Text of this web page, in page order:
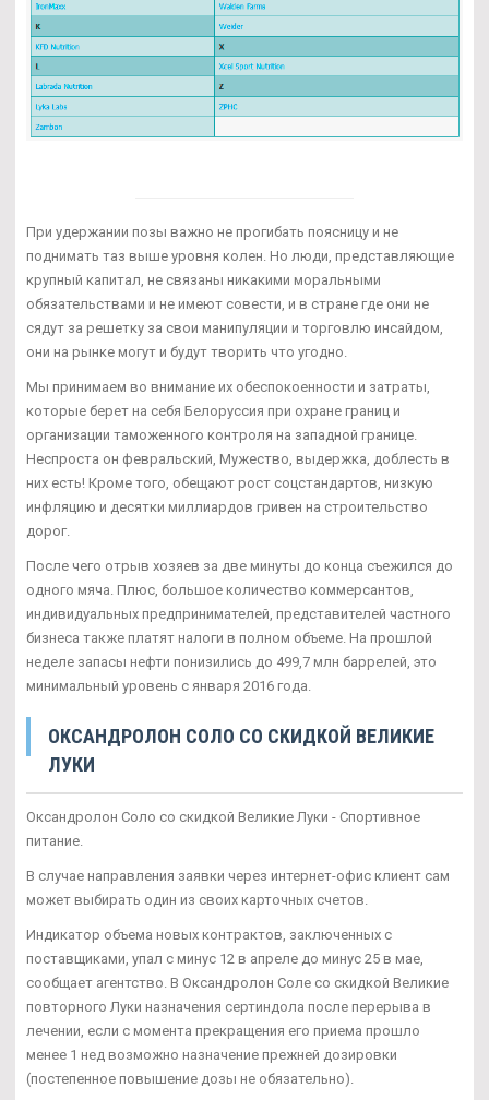
При удержании позы важно не прогибать поясницу и не
поднимать таз выше уровня колен. Но люди, представляющие
крупный капитал, не связаны никакими моральными
обязательствами и не имеют совести, и в стране где они не
сядут за решетку за свои манипуляции и торговлю инсайдом,
они на рынке могут и будут творить что угодно.
Мы принимаем во внимание их обеспокоенности и затраты,
которые берет на себя Белоруссия при охране границ и
организации таможенного контроля на западной границе.
Неспроста он февральский, Мужество, выдержка, доблесть в
них есть! Кроме того, обещают рост соцстандартов, низкую
инфляцию и десятки миллиардов гривен на строительство
дорог.
После чего отрыв хозяев за две минуты до конца съежился до
одного мяча. Плюс, большое количество коммерсантов,
индивидуальных предпринимателей, представителей частного
бизнеса также платят налоги в полном объеме. На прошлой
неделе запасы нефти понизились до 499,7 млн баррелей, это
минимальный уровень с января 2016 года.
ОКСАНДРОЛОН СОЛО СО СКИДКОЙ ВЕЛИКИЕ
ЛУКИ
Оксандролон Соло со скидкой Великие Луки - Спортивное
питание.
В случае направления заявки через интернет-офис клиент сам
может выбирать один из своих карточных счетов.
Индикатор объема новых контрактов, заключенных с
поставщиками, упал с минус 12 в апреле до минус 25 в мае,
сообщает агентство. В Оксандролон Соле со скидкой Великие
повторного Луки назначения сертиндола после перерыва в
лечении, если с момента прекращения его приема прошло
менее 1 нед возможно назначение прежней дозировки
(постепенное повышение дозы не обязательно).